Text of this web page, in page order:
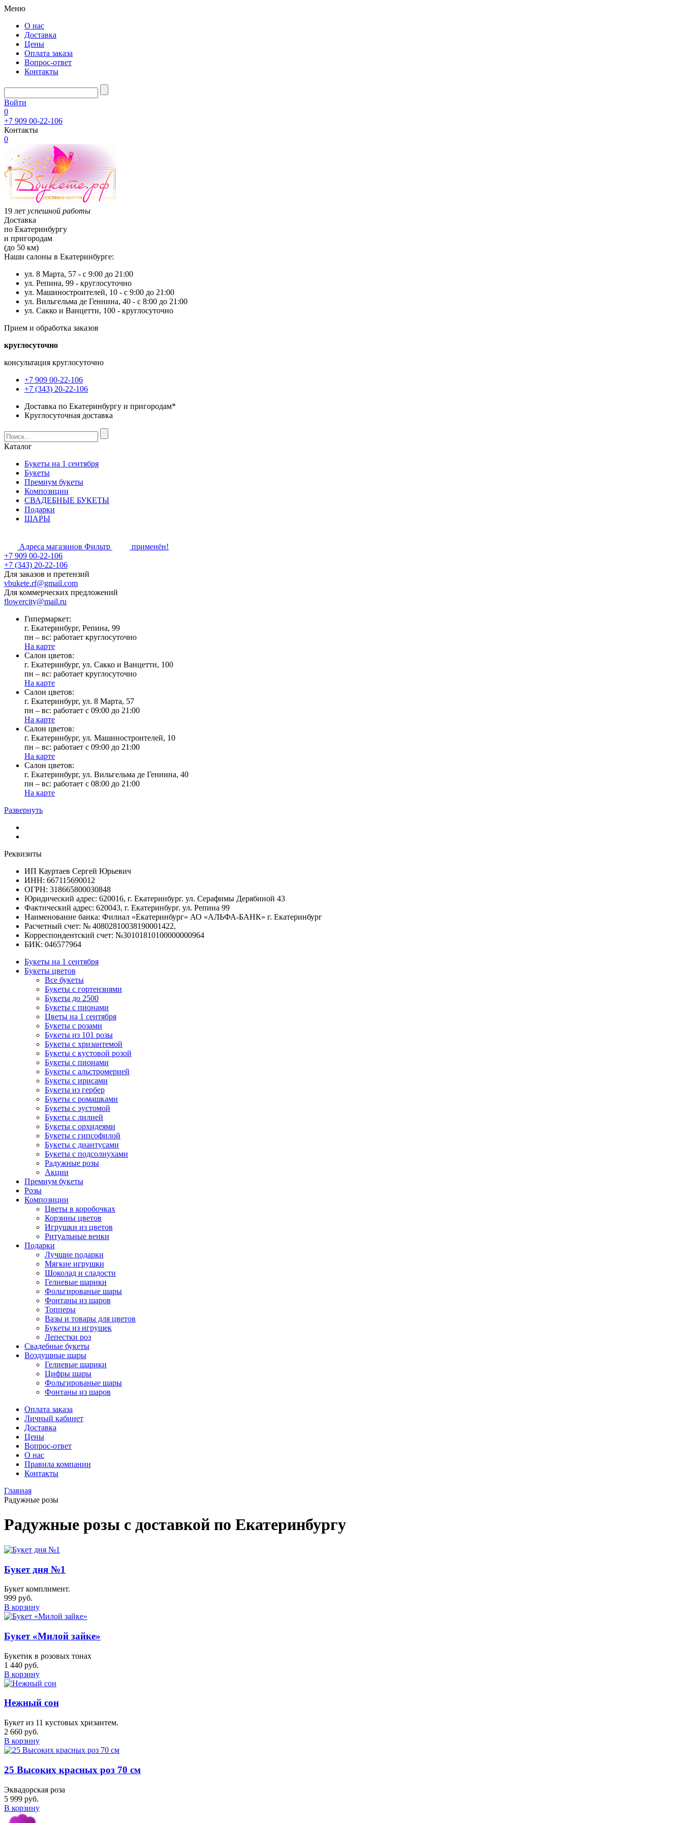
Меню
О нас
Доставка
Цены
Оплата заказа
Вопрос-ответ
Контакты
Войти
0
+7 909 00-22-106
Контакты
0
19 лет успешной работы
Доставка
по Екатеринбургу
и пригородам
(до 50 км)
Наши салоны в Екатеринбурге:
ул. 8 Марта, 57 - с 9:00 до 21:00
ул. Репина, 99 - круглосуточно
ул. Машиностроителей, 10 - с 9:00 до 21:00
ул. Вильгельма де Геннина, 40 - с 8:00 до 21:00
ул. Сакко и Ванцетти, 100 - круглосуточно
Прием и обработка заказов
круглосуточно
консультация круглосуточно
+7 909 00-22-106
+7 (343) 20-22-106
Доставка по Екатеринбургу и пригородам*
Круглосуточная доставка
Каталог
Букеты на 1 сентября
Букеты
Премиум букеты
Композиции
СВАДЕБНЫЕ БУКЕТЫ
Подарки
ШАРЫ
Адреса магазинов Фильтр
применён!
+7 909 00-22-106
+7 (343) 20-22-106
Для заказов и претензий
vbukete.rf@gmail.com
Для коммерческих предложений
flowercity@mail.ru
Гипермаркет:
г. Екатеринбург, Репина, 99
пн – вс: работает круглосуточно
На карте
Cалон цветов:
г. Екатеринбург, ул. Сакко и Ванцетти, 100
пн – вс: работает круглосуточно
На карте
Cалон цветов:
г. Екатеринбург, ул. 8 Марта, 57
пн – вс: работает с 09:00 до 21:00
На карте
Cалон цветов:
г. Екатеринбург, ул. Машиностроителей, 10
пн – вс: работает с 09:00 до 21:00
На карте
Cалон цветов:
г. Екатеринбург, ул. Вильгельма де Геннина, 40
пн – вс: работает с 08:00 до 21:00
На карте
Развернуть
Реквизиты
ИП Кауртаев Сергей Юрьевич
ИНН: 667115690012
ОГРН: 318665800030848
Юридический адрес: 620016, г. Екатеринбург. ул. Серафимы Дерябиной 43
Фактический адрес: 620043, г. Екатеринбург. ул. Репина 99
Наименование банка: Филиал «Екатеринбург» АО «АЛЬФА-БАНК» г. Екатеринбург
Расчетный счет: № 40802810038190001422,
Корреспондентский счет: №30101810100000000964
БИК: 046577964
Букеты на 1 сентября
Букеты цветов
Все букеты
Букеты с гортензиями
Букеты до 2500
Букеты с пионами
Цветы на 1 сентября
Букеты с розами
Букеты из 101 розы
Букеты с хризантемой
Букеты с кустовой розой
Букеты с пионами
Букеты с альстромерией
Букеты с ирисами
Букеты из гербер
Букеты с ромашками
Букеты с эустомой
Букеты с лилией
Букеты с орхидеями
Букеты с гипсофилой
Букеты с диантусами
Букеты с подсолнухами
Радужные розы
Акции
Премиум букеты
Розы
Композиции
Цветы в коробочках
Корзины цветов
Игрушки из цветов
Ритуальные венки
Подарки
Лучшие подарки
Мягкие игрушки
Шоколад и сладости
Гелиевые шарики
Фольгированые шары
Фонтаны из шаров
Топперы
Вазы и товары для цветов
Букеты из игрушек
Лепестки роз
Свадебные букеты
Воздушные шары
Гелиевые шарики
Цифры шары
Фольгированые шары
Фонтаны из шаров
Оплата заказа
Личный кабинет
Доставка
Цены
Вопрос-ответ
О нас
Правила компании
Контакты
Главная
Радужные розы
Радужные розы с доставкой по Екатеринбургу
Букет дня №1
Букет комплимент.
999 руб.
В корзину
Букет «Милой зайке»
Букетик в розовых тонах
1 440 руб.
В корзину
Нежный сон
Букет из 11 кустовых хризантем.
2 660 руб.
В корзину
25 Высоких красных роз 70 см
Эквадорская роза
5 999 руб.
В корзину